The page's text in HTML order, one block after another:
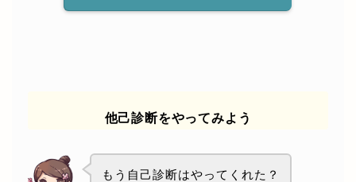
他己診断をやってみよう
もう自己診断はやってくれた？